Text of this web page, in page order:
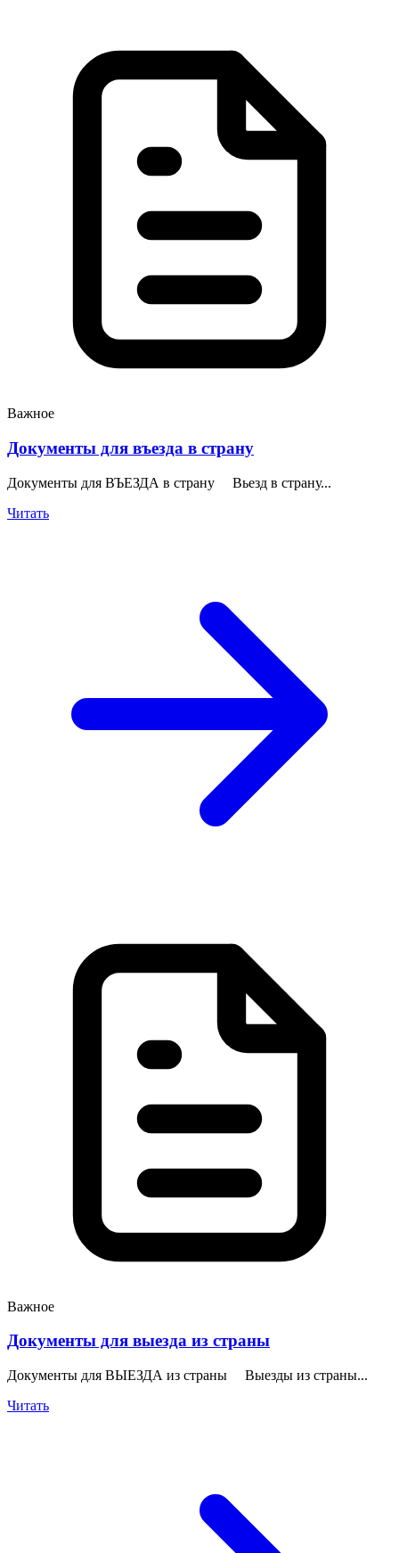
Важное
Документы для въезда в страну
Документы для ВЪЕЗДА в страну Вьезд в страну...
Читать
Важное
Документы для выезда из страны
Документы для ВЫЕЗДА из страны Выезды из страны...
Читать